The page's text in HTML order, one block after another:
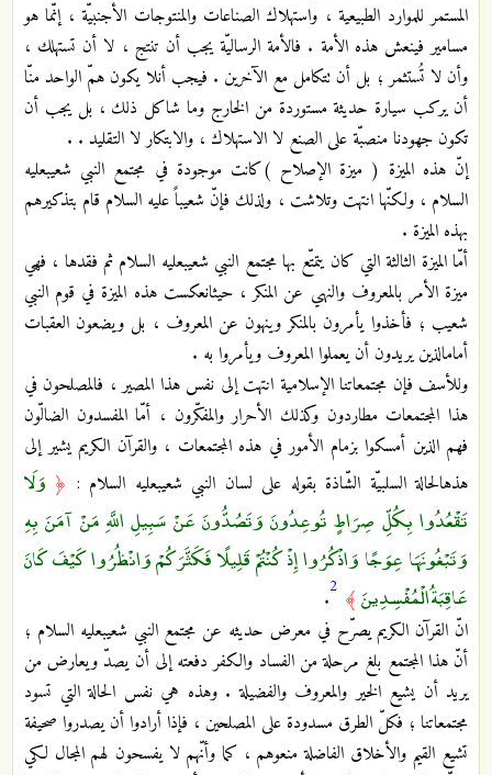
المستمر للموارد الطبيعية ، واستهلاك الصناعات والمنتوجات الأجنبيّة ، إنّما هو
مسامير في‏نعش هذه الأمة . فالأمة الرساليّة يجب أن تنتج ، لا أن تستهلك ،
وأن لا تُستثمر ؛ بل أن تتكامل مع الآخرين . فيجب أن‏لا يكون همّ الواحد منّا
أن يركب سيارة حديثة مستوردة من الخارج وما شاكل ذلك ، بل يجب أن
تكون جهودنا منصبّة على الصنع لا الاستهلاك ، والابتكار لا التقليد . .
إنّ هذه الميزة ( ميزة الإصلاح‏ )كانت موجودة في مجتمع النبي شعيب‏عليه
السلام ، ولكنّها انتهت وتلاشت ، ولذلك ‏فإنّ شعيباً عليه السلام قام بتذكيرهم
بهذه الميزة .
أمّا الميزة الثالثة التي كان يتمتّع بها مجتمع النبي شعيب‏عليه السلام ثم فقدها ، فهي
ميزة الأمر بالمعروف والنهي عن المنكر ، حيث‏انعكست هذه الميزة في قوم النبي
شعيب ؛ فأخذوا يأمرون بالمنكر وينهون عن المعروف ، بل ويضعون العقبات
أمام‏الذين يريدون أن يعملوا المعروف ويأمروا به .
وللأسف فإن مجتمعاتنا الإسلامية انتهت إلى نفس هذا المصير ، فالمصلحون في
هذا المجتمعات مطاردون وكذلك الأحرار والمفكّرون ، أمّا المفسدون الضالّون
فهم الذين أمسكوا بزمام الأمور في هذه المجتمعات ، والقرآن الكريم يشير إلى
هذه‏الحالة السلبيّة الشّاذة بقوله على لسان النبي شعيب‏عليه السلام : ﴿ وَلَا
تَقْعُدُوا بِكُلِّ صِرَاطٍ تُوعِدُونَ وَتَصُدُّونَ عَنْ سَبِيلِ اللَّهِ مَنْ آمَنَ بِهِ
وَتَبْغُونَهَا عِوَجًا وَاذْكُرُوا إِذْ كُنْتُمْ قَلِيلًا فَكَثَّرَكُمْ وَانْظُرُوا كَيْفَ كَانَ
عَاقِبَةُ الْمُفْسِدِينَ ﴾ 2
.
انّ القرآن الكريم يصرّح في معرض حديثه عن مجتمع النبي شعيب‏عليه السلام ؛
أنّ هذا المجتمع بلغ مرحلة من الفساد والكفر دفعته إلى أن يصدّ ويعارض من
يريد أن يشيع الخير والمعروف والفضيلة . وهذه هي نفس الحالة التي تسود
مجتمعاتنا ؛ فكلّ الطرق مسدودة على المصلحين ، فإذا أرادوا أن يصدروا صحيفة
تشيع القيم والأخلاق الفاضلة منعوهم ، كما وأنّهم ‏لا يفسحون لهم المجال لكي